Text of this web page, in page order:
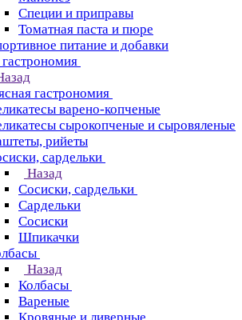
Специи и приправы
Томатная паста и пюре
питание и добавки
гастрономия
варено-копченые
сырокопченые и сыровяленые
рийеты
сардельки
Назад
Сосиски, сардельки
Сардельки
Сосиски
Шпикачки
Назад
Колбасы
Вареные